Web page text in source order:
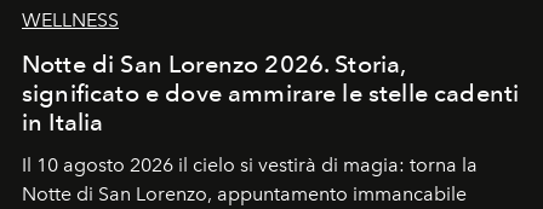
WELLNESS
Notte di San Lorenzo 2026. Storia,
significato e dove ammirare le stelle cadenti
in Italia
Il 10 agosto 2026 il cielo si vestirà di magia: torna la
Notte di San Lorenzo, appuntamento immancabile